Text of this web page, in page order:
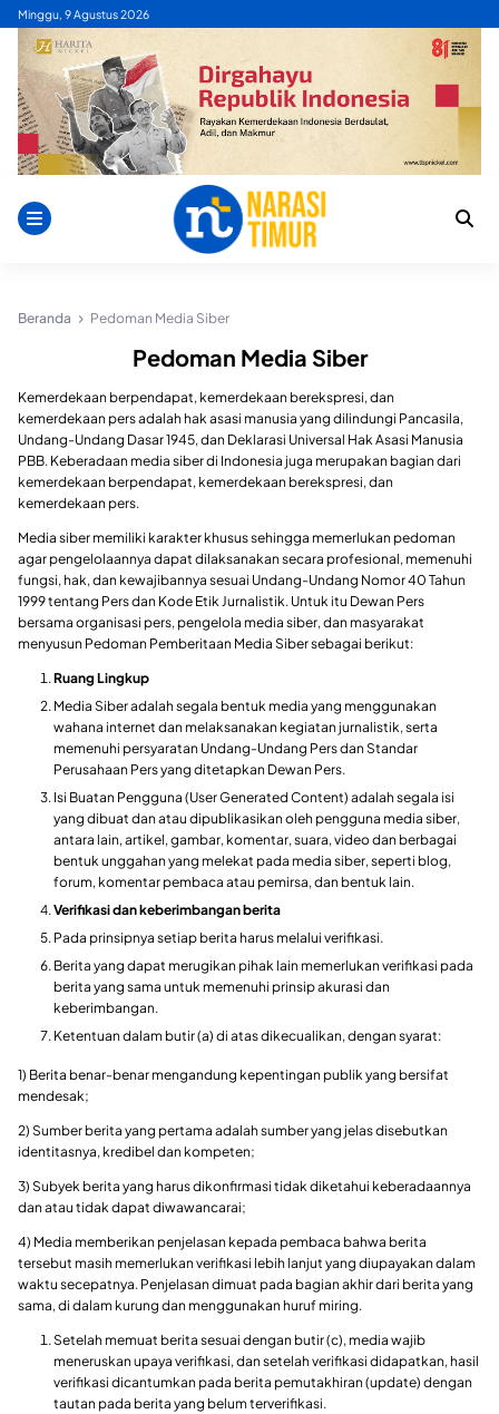
Skip
content
Minggu, 9 Agustus 2026
Beranda Pedoman Media Siber
Pedoman Media Siber
Kemerdekaan berpendapat, kemerdekaan berekspresi, dan
kemerdekaan pers adalah hak asasi manusia yang dilindungi Pancasila,
Undang-Undang Dasar 1945, dan Deklarasi Universal Hak Asasi Manusia
PBB. Keberadaan media siber di Indonesia juga merupakan bagian dari
kemerdekaan berpendapat, kemerdekaan berekspresi, dan
kemerdekaan pers.
Media siber memiliki karakter khusus sehingga memerlukan pedoman
agar pengelolaannya dapat dilaksanakan secara profesional, memenuhi
fungsi, hak, dan kewajibannya sesuai Undang-Undang Nomor 40 Tahun
1999 tentang Pers dan Kode Etik Jurnalistik. Untuk itu Dewan Pers
bersama organisasi pers, pengelola media siber, dan masyarakat
menyusun Pedoman Pemberitaan Media Siber sebagai berikut:
Ruang Lingkup
Media Siber adalah segala bentuk media yang menggunakan
wahana internet dan melaksanakan kegiatan jurnalistik, serta
memenuhi persyaratan Undang-Undang Pers dan Standar
Perusahaan Pers yang ditetapkan Dewan Pers.
Isi Buatan Pengguna (User Generated Content) adalah segala isi
yang dibuat dan atau dipublikasikan oleh pengguna media siber,
antara lain, artikel, gambar, komentar, suara, video dan berbagai
bentuk unggahan yang melekat pada media siber, seperti blog,
forum, komentar pembaca atau pemirsa, dan bentuk lain.
Verifikasi dan keberimbangan berita
Pada prinsipnya setiap berita harus melalui verifikasi.
Berita yang dapat merugikan pihak lain memerlukan verifikasi pada
berita yang sama untuk memenuhi prinsip akurasi dan
keberimbangan.
Ketentuan dalam butir (a) di atas dikecualikan, dengan syarat:
1) Berita benar-benar mengandung kepentingan publik yang bersifat
mendesak;
2) Sumber berita yang pertama adalah sumber yang jelas disebutkan
identitasnya, kredibel dan kompeten;
3) Subyek berita yang harus dikonfirmasi tidak diketahui keberadaannya
dan atau tidak dapat diwawancarai;
4) Media memberikan penjelasan kepada pembaca bahwa berita
tersebut masih memerlukan verifikasi lebih lanjut yang diupayakan dalam
waktu secepatnya. Penjelasan dimuat pada bagian akhir dari berita yang
sama, di dalam kurung dan menggunakan huruf miring.
Setelah memuat berita sesuai dengan butir (c), media wajib
meneruskan upaya verifikasi, dan setelah verifikasi didapatkan, hasil
verifikasi dicantumkan pada berita pemutakhiran (update) dengan
tautan pada berita yang belum terverifikasi.